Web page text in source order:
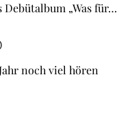
Debütalbum „Was für…
noch viel hören